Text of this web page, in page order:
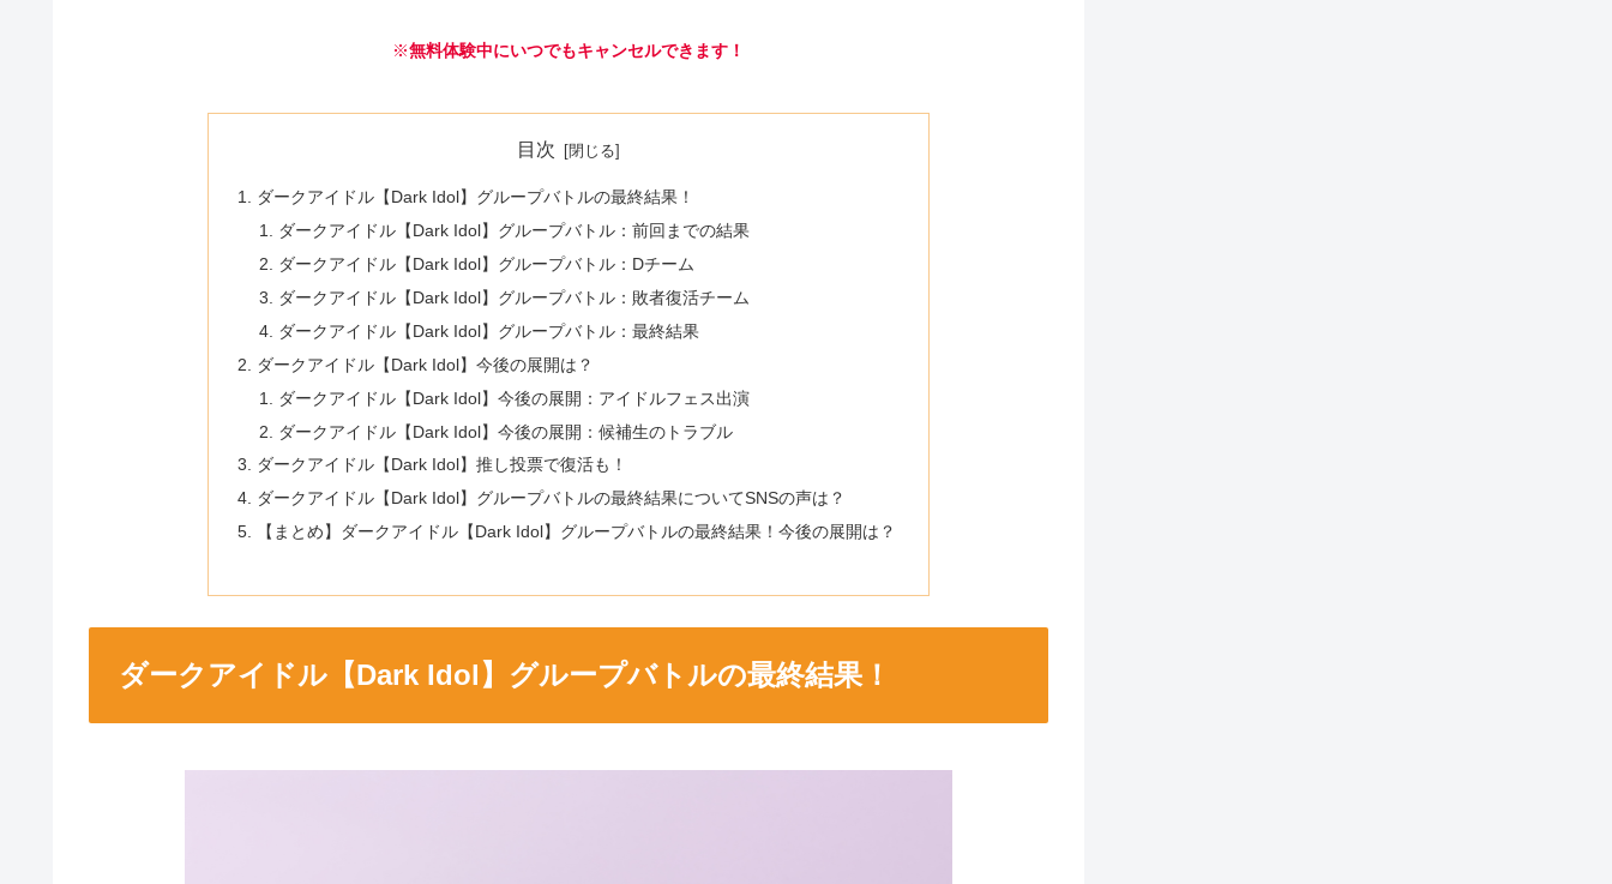
※無料体験中にいつでもキャンセルできます！
目次
ダークアイドル【Dark Idol】グループバトルの最終結果！
ダークアイドル【Dark Idol】グループバトル：前回までの結果
ダークアイドル【Dark Idol】グループバトル：Dチーム
ダークアイドル【Dark Idol】グループバトル：敗者復活チーム
ダークアイドル【Dark Idol】グループバトル：最終結果
ダークアイドル【Dark Idol】今後の展開は？
ダークアイドル【Dark Idol】今後の展開：アイドルフェス出演
ダークアイドル【Dark Idol】今後の展開：候補生のトラブル
ダークアイドル【Dark Idol】推し投票で復活も！
ダークアイドル【Dark Idol】グループバトルの最終結果についてSNSの声は？
【まとめ】ダークアイドル【Dark Idol】グループバトルの最終結果！今後の展開は？
ダークアイドル【Dark Idol】グループバトルの最終結果！